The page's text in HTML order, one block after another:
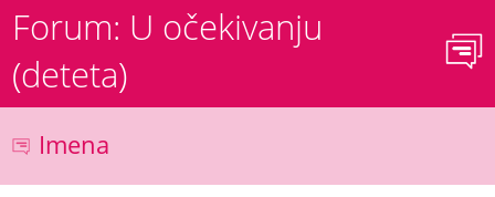
Forum: U očekivanju
(deteta)
Imena